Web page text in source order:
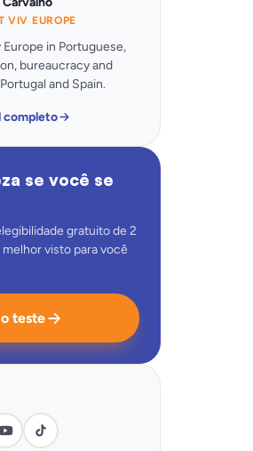
VIV EUROPE
in Portuguese,
bureaucracy and
and Spain.
completo
se você se
gratuito de 2
visto para você
teste